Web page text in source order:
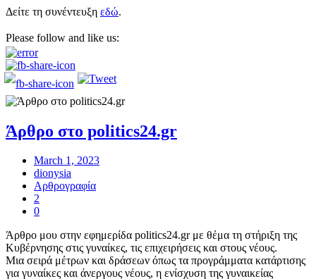
Δείτε τη συνέντευξη εδώ.
Please follow and like us:
Άρθρο στο politics24.gr
March 1, 2023
dionysia
Αρθρογραφία
2
0
Άρθρο μου στην εφημερίδα politics24.gr με θέμα τη στήριξη της
Κυβέρνησης στις γυναίκες, τις επιχειρήσεις και στους νέους.
Μια σειρά μέτρων και δράσεων όπως τα προγράμματα κατάρτισης
για γυναίκες και άνεργους νέους, η ενίσχυση της γυναικείας